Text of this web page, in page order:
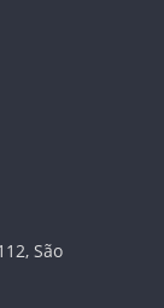
São